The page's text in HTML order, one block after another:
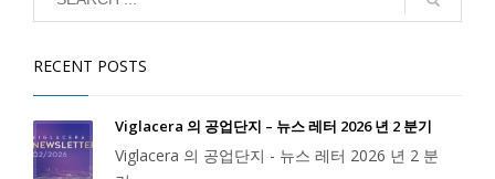
RECENT POSTS
Viglacera 의 공업단지 – 뉴스 레터 2026 년 2 분기
Viglacera 의 공업단지 - 뉴스 레터 2026 년 2 분